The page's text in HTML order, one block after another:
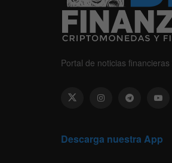
Portal de noticias
Descarga nuestra App